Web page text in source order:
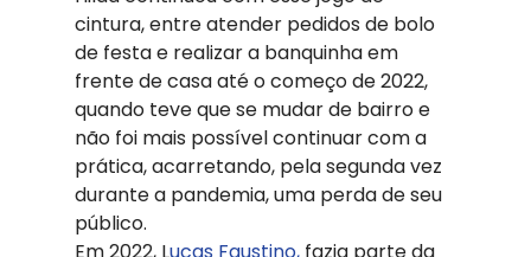
cintura, entre atender pedidos de bolo
de festa e realizar a banquinha em
frente de casa até o começo de 2022,
quando teve que se mudar de bairro e
não foi mais possível continuar com a
prática, acarretando, pela segunda vez
durante a pandemia, uma perda de seu
público.